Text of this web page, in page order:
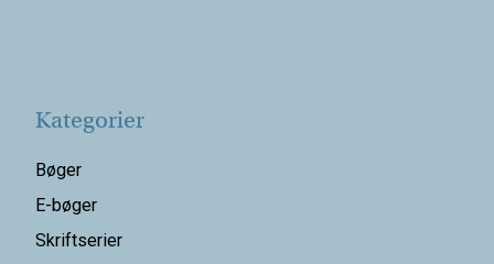
Kategorier
Bøger
E-bøger
Skriftserier